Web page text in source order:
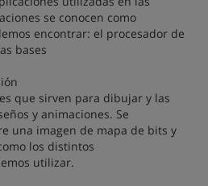
se conocen como
encontrar: el procesador de
bases
que sirven para dibujar y las
y animaciones. Se
una imagen de mapa de bits y
los distintos
utilizar.